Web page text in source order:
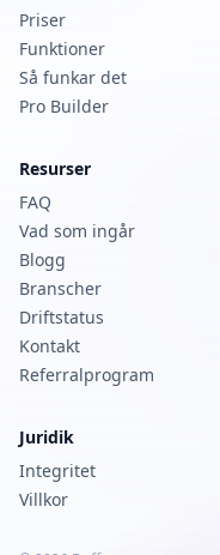
Priser
Funktioner
Så funkar det
Pro Builder
Resurser
FAQ
Vad som ingår
Blogg
Branscher
Driftstatus
Kontakt
Referralprogram
Juridik
Integritet
Villkor